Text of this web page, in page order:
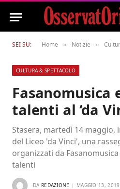
SEI SU: Home » Notizie »
CULTURA & SPETTACOLO
Fasanomusica
talenti al ‘da
Stasera, martedì 14
del Liceo 'da Vinci', una
organizzati da
talenti
DA REDAZIONE MAGGIO 13, 2019